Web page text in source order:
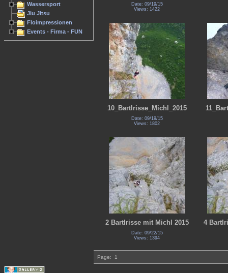
Wassersport
Jiu Jitsu
Floimpressionen
Events - Firma - FUN
Date: 09/19/15
Views: 1422
10_Bartlrisse_Michl_2015
Date: 09/19/15
Views: 1802
2 Bartlrisse mit Michl 2015
Date: 09/22/15
Views: 1394
4
Page: 1